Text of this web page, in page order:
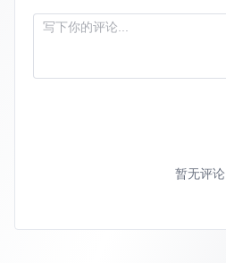
暂无评论